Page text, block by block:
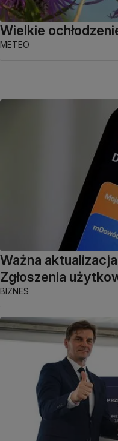
Wielkie
METEO
Ważna
Zgłoszenia
BIZNES